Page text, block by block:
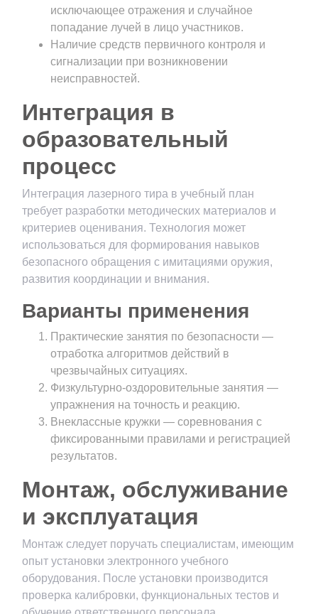
исключающее отражения и случайное
попадание лучей в лицо участников.
Наличие средств первичного контроля и
сигнализации при возникновении
неисправностей.
Интеграция в
образовательный
процесс
Интеграция лазерного тира в учебный план
требует разработки методических материалов и
критериев оценивания. Технология может
использоваться для формирования навыков
безопасного обращения с имитациями оружия,
развития координации и внимания.
Варианты применения
Практические занятия по безопасности —
отработка алгоритмов действий в
чрезвычайных ситуациях.
Физкультурно-оздоровительные занятия —
упражнения на точность и реакцию.
Внеклассные кружки — соревнования с
фиксированными правилами и регистрацией
результатов.
Монтаж, обслуживание
и эксплуатация
Монтаж следует поручать специалистам, имеющим
опыт установки электронного учебного
оборудования. После установки производится
проверка калибровки, функциональных тестов и